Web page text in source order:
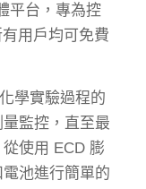
平台，專為控
用戶均可免費
學實驗過程的
監控，直至最
使用 ECD 膨
池進行簡單的